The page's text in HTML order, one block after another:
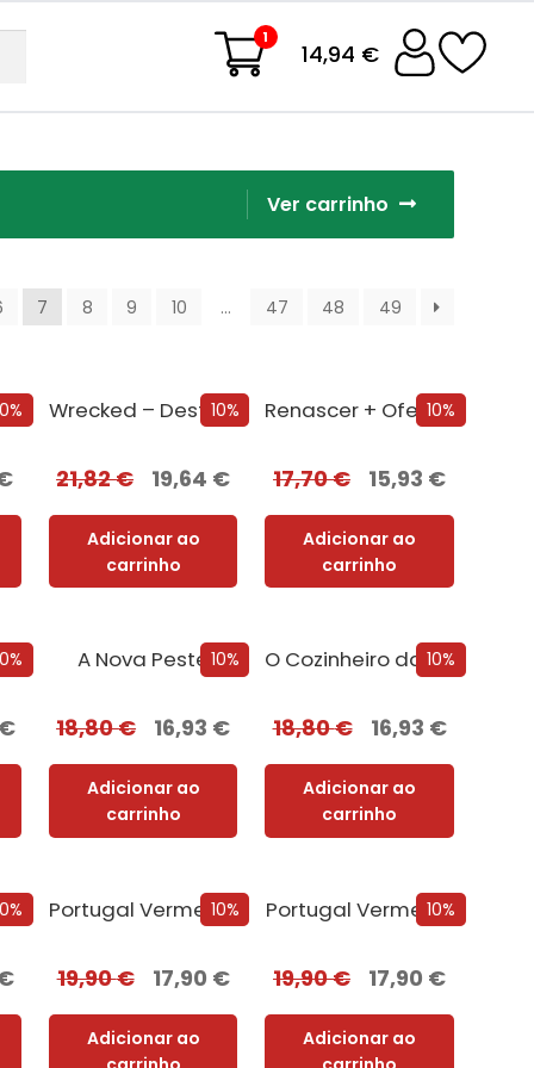
1
14,94 €
Ver carrinho
7 8 9 10 … 47 48 49
Pensamentos Malignos 10%
Wrecked – Destruição e Ruína
21,82€ 19,64 €
Adicionar ao
carrinho
10%
Renascer + Oferta Corpus
17,70€ 15,93 €
Adicionar ao
carrinho
€
10%
A Nova Peste
18,80€ 16,93 €
Adicionar ao
carrinho
10%
O Cozinheiro da Rainha Adúltera
18,80€ 16,93 €
Adicionar ao
carrinho
Amigos com Benefícios 10%
Portugal Vermelho + Oferta Leonor de Aquitânia
19,90€ 17,90 €
Adicionar ao
10%
Portugal Vermelho
19,90€ 17,90 €
Adicionar ao